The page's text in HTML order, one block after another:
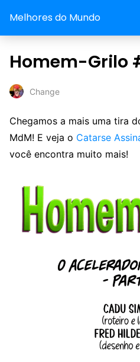
Melhores do Mundo
Homem-Grilo
Change
Chegamos a mais uma tira
MdM! E veja o Catarse
você encontra muito mais!